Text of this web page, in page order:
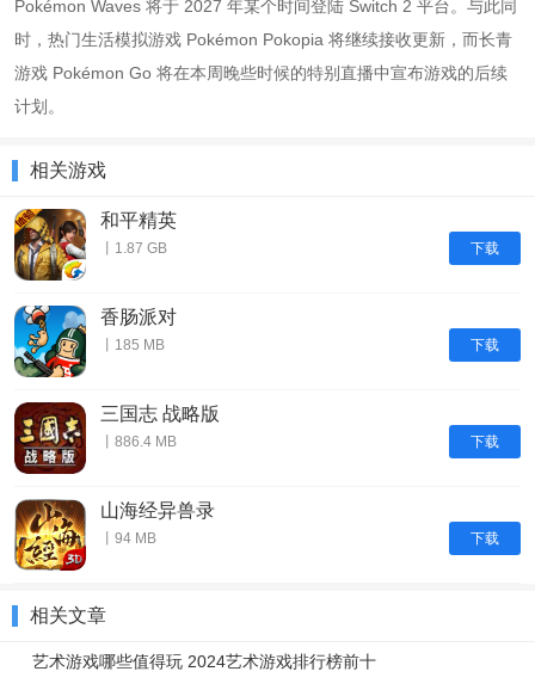
Pokémon Waves 将于 2027 年某个时间登陆 Switch 2 平台。与此同
时，热门生活模拟游戏 Pokémon Pokopia 将继续接收更新，而长青
游戏 Pokémon Go 将在本周晚些时候的特别直播中宣布游戏的后续
计划。
相关游戏
下载
和平精英
丨1.87 GB
下载
香肠派对
丨185 MB
下载
三国志 战略版
丨886.4 MB
下载
山海经异兽录
丨94 MB
相关文章
艺术游戏哪些值得玩 2024艺术游戏排行榜前十